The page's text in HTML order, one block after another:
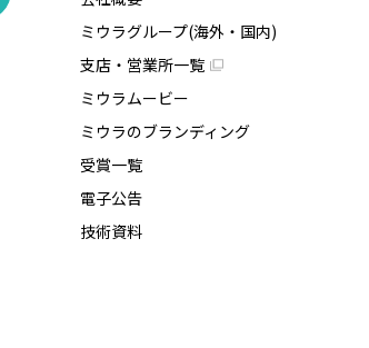
ミウラグループ(海外・国内)
支店・営業所一覧
ミウラムービー
ミウラのブランディング
受賞一覧
電子公告
技術資料